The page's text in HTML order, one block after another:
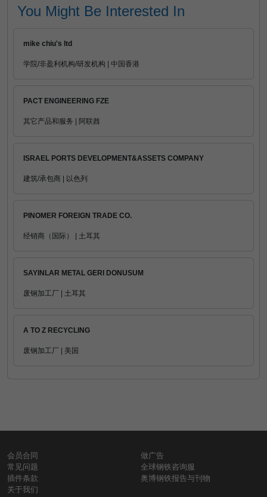
You Might Be Interested In
mike chiu's ltd
学院/非盈利机构/研发机构 | 中国香港
PACT ENGINEERING FZE
其它产品和服务 | 阿联酋
ISRAEL PORTS DEVELOPMENT&ASSETS COMPANY
建筑/承包商 | 以色列
PINOMER FOREIGN TRADE CO.
经销商（国际） | 土耳其
SAYINLAR METAL GERI DONUSUM
废钢加工厂 | 土耳其
A TO Z RECYCLING
废钢加工厂 | 美国
会员合同
常见问题
插件条款
关于我们
做广告
全球钢铁咨询服
奥博钢铁报告与刊物